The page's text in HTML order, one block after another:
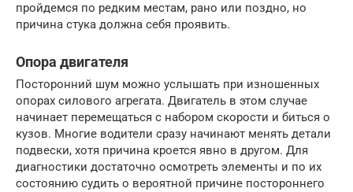
пройдемся по редким местам, рано или поздно, но
причина стука должна себя проявить.
Опора двигателя
Посторонний шум можно услышать при изношенных
опорах силового агрегата. Двигатель в этом случае
начинает перемещаться с набором скорости и биться о
кузов. Многие водители сразу начинают менять детали
подвески, хотя причина кроется явно в другом. Для
диагностики достаточно осмотреть элементы и по их
состоянию судить о вероятной причине постороннего